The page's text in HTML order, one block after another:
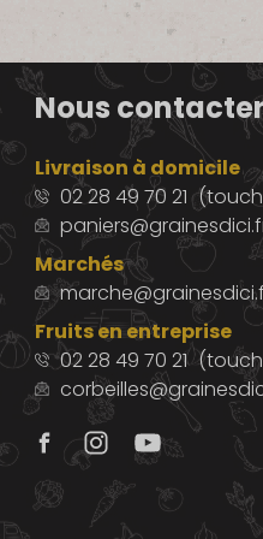
Nous
Livraison à domicile
02 28 49 70 21
Marchés
Fruits en entreprise
02 28 49 70 21